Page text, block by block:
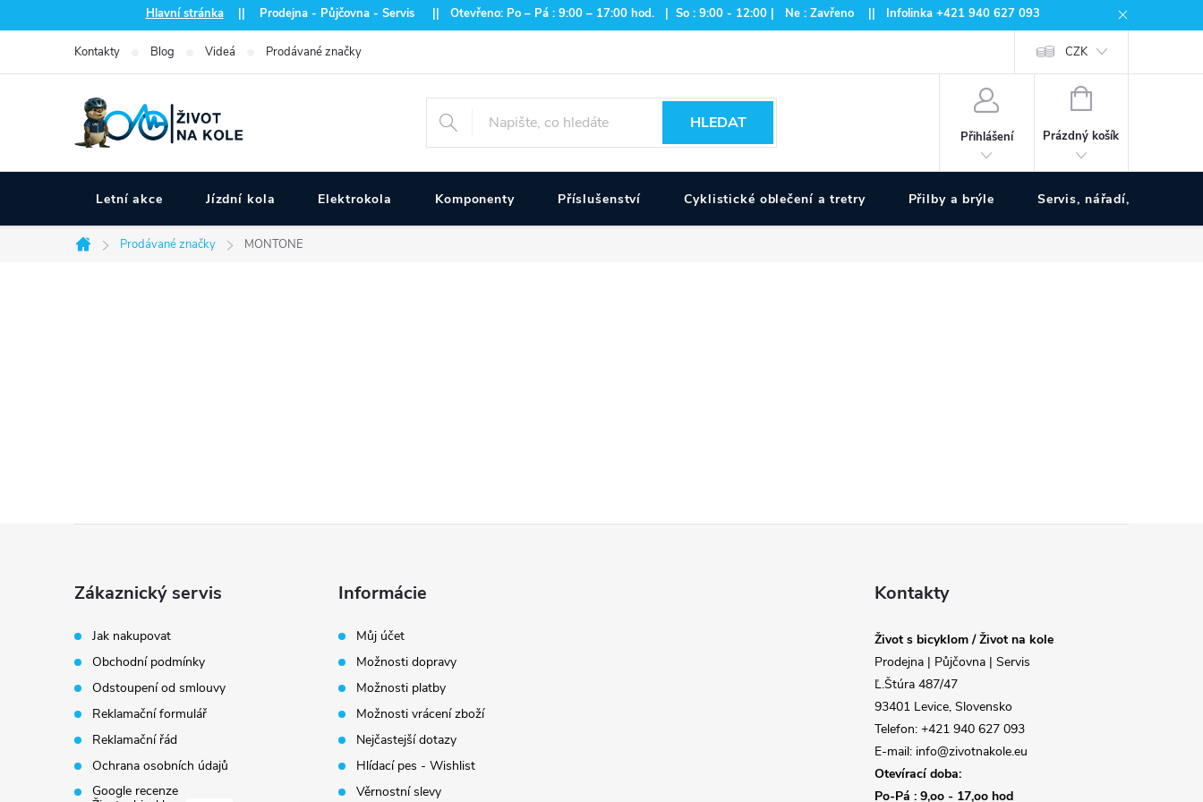
na
Hlavní stránka|| Prodejna - Půjčovna - Servis || Otevřeno: Po – Pá : 9:00 – 17:00 hod. | So : 9:00 - 12:00 | Ne : Zavřeno || Infolinka +421 940 627 093
Kontakty Blog Videá Prodávané značky CZK
HLEDAT
Přihlášení
NÁKUPNÍ
Prázdný košík
Letní akce Jízdní kola Elektrokola Komponenty Příslušenství Cyklistické oblečení a tretry Přilby a brýle Servis, nářadí, pumpy
Domů
Prodávané značky MONTONE
Zákaznický servis
Jak nakupovat
Obchodní podmínky
Odstoupení od smlouvy
Reklamační formulář
Reklamační řád
Ochrana osobních údajů
Google recenze
Informácie
Můj účet
Možnosti dopravy
Možnosti platby
Možnosti vrácení zboží
Nejčastejší dotazy
Hlídací pes - Wishlist
Věrnostní slevy
Kontakty
Život s bicyklom / Život na kole
Prodejna | Půjčovna | Servis
Ľ.Štúra 487/47
93401 Levice, Slovensko
Telefon: +421 940 627 093
E-mail: info@zivotnakole.eu
Otevírací doba:
Po-Pá : 9,oo - 17,oo hod